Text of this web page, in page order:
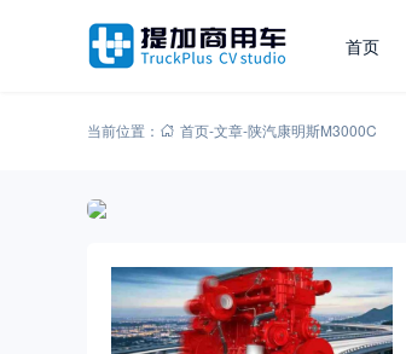
首页
当前位置： 首页-文章-陕汽康明斯M3000C